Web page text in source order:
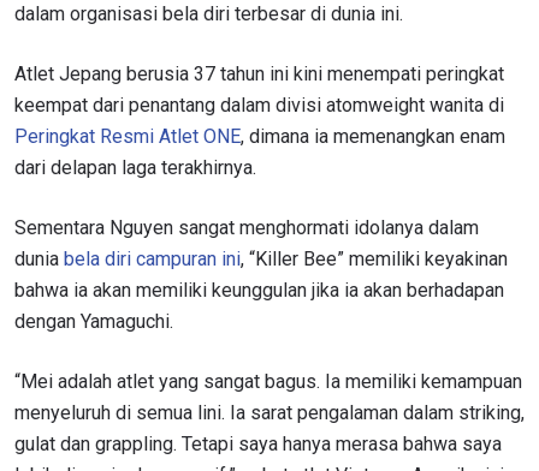
dalam organisasi bela diri terbesar di dunia ini.
Atlet Jepang berusia 37 tahun ini kini menempati peringkat
keempat dari penantang dalam divisi atomweight wanita di
Peringkat Resmi Atlet ONE, dimana ia memenangkan enam
dari delapan laga terakhirnya.
Sementara Nguyen sangat menghormati idolanya dalam
dunia bela diri campuran ini, “Killer Bee” memiliki keyakinan
bahwa ia akan memiliki keunggulan jika ia akan berhadapan
dengan Yamaguchi.
“Mei adalah atlet yang sangat bagus. Ia memiliki kemampuan
menyeluruh di semua lini. Ia sarat pengalaman dalam striking,
gulat dan grappling. Tetapi saya hanya merasa bahwa saya